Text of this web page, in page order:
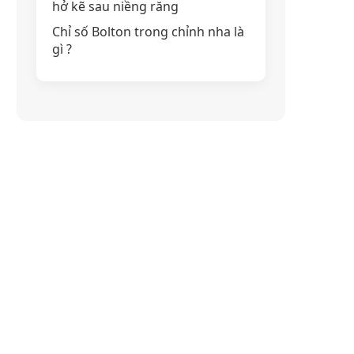
hở kẽ sau niềng răng
Chỉ số Bolton trong chỉnh nha là
gì ?